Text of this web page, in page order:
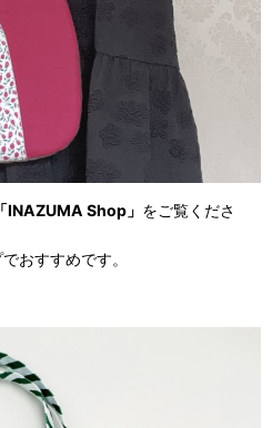
「INAZUMA Shop」 をご覧くださ
おすすめです。